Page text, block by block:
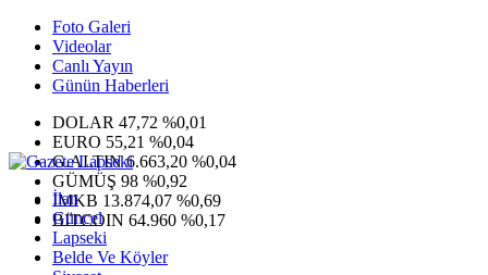
Foto Galeri
Videolar
Canlı Yayın
Günün Haberleri
DOLAR 47,72 %0,01
EURO 55,21 %0,04
G.ALTIN6.663,20 %0,04
GÜMÜŞ 98 %0,92
IMKB 13.874,07 %0,69
BITCOIN 64.960 %0,17
İlan
Güncel
Lapseki
Belde Ve Köyler